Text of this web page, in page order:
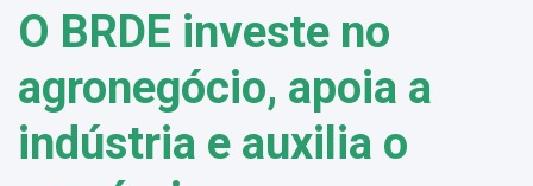
O BRDE investe no
agronegócio, apoia a
indústria e auxilia o